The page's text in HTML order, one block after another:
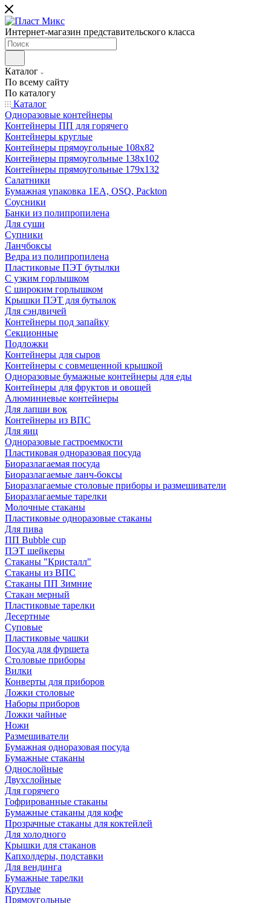
Интернет-магазин представительского класса
Каталог
По всему сайту
По каталогу
Каталог
Одноразовые контейнеры
Контейнеры ПП для горячего
Контейнеры круглые
Контейнеры прямоугольные 108х82
Контейнеры прямоугольные 138х102
Контейнеры прямоугольные 179х132
Салатники
Бумажная упаковка 1ЕА, OSQ, Packton
Соусники
Банки из полипропилена
Для суши
Супники
Ланчбоксы
Ведра из полипропилена
Пластиковые ПЭТ бутылки
С узким горлышком
С широким горлышком
Крышки ПЭТ для бутылок
Для сэндвичей
Контейнеры под запайку
Секционные
Подложки
Контейнеры для сыров
Контейнеры с совмещенной крышкой
Одноразовые бумажные контейнеры для еды
Контейнеры для фруктов и овощей
Алюминиевые контейнеры
Для лапши вок
Контейнеры из ВПС
Для яиц
Одноразовые гастроемкости
Пластиковая одноразовая посуда
Биоразлагаемая посуда
Биоразлагаемые ланч-боксы
Биоразлагаемые столовые приборы и размешиватели
Биоразлагаемые тарелки
Молочные стаканы
Пластиковые одноразовые стаканы
Для пива
ПП Bubble cup
ПЭТ шейкеры
Стаканы "Кристалл"
Стаканы из ВПС
Стаканы ПП Зимние
Стакан мерный
Пластиковые тарелки
Десертные
Суповые
Пластиковые чашки
Посуда для фуршета
Столовые приборы
Вилки
Конверты для приборов
Ложки столовые
Наборы приборов
Ложки чайные
Ножи
Размешиватели
Бумажная одноразовая посуда
Бумажные стаканы
Однослойные
Двухслойные
Для горячего
Гофрированные стаканы
Бумажные стаканы для кофе
Прозрачные стаканы для коктейлей
Для холодного
Крышки для стаканов
Капхолдеры, подставки
Для вендинга
Бумажные тарелки
Круглые
Прямоугольные